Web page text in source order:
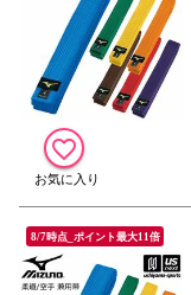
8/7時点_ポイント最大11倍